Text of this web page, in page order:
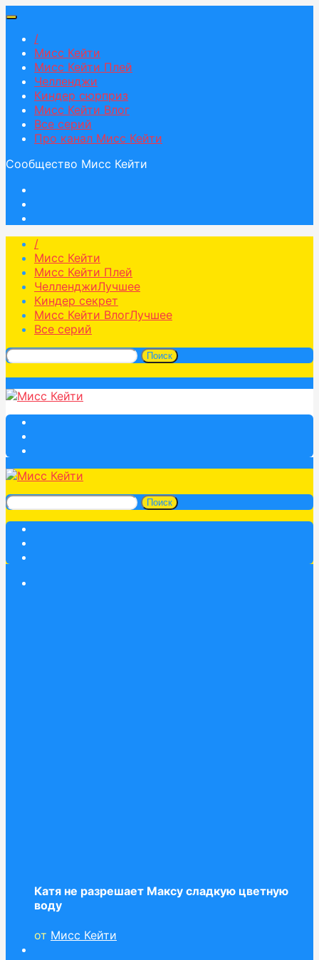
/
Мисс Кейти
Мисс Кейти Плей
Челленджи
Киндер сюрприз
Мисс Кейти Влог
Все серий
Про канал Мисс Кейти
Сообщество Мисс Кейти
/
Мисс Кейти
Мисс Кейти Плей
ЧелленджиЛучшее
Киндер секрет
Мисс Кейти ВлогЛучшее
Все серий
Поиск
Поиск
Катя не разрешает Максу сладкую цветную
воду
от Мисс Кейти